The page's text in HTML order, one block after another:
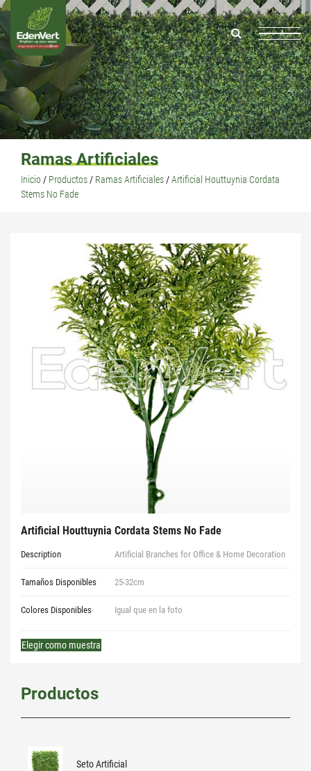
Ramas Artificiales
Inicio / Productos / Ramas Artificiales /Artificial Houttuynia Cordata
Stems No Fade
Artificial Houttuynia Cordata Stems No Fade
Description Artificial Branches for Office & Home Decoration
Tamaños Disponibles 25-32cm
Colores Disponibles Igual que en la foto
Elegir como muestra
Productos
Seto Artificial